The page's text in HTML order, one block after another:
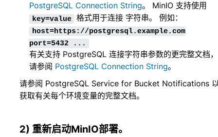
PostgreSQL Connection String。 MinIO 支持使用
key=value 格式用于连接 字符串。 例如：
host=https://postgresql.example.com
port=5432
...
有关支持 PostgreSQL 连接字符串参数的更完整文档，
请参阅 PostgreSQL Connection String。
请参阅 PostgreSQL Service for Bucket Notifications
获取有关每个环境变量的完整文档。
2) 重新启动MinIO部署。